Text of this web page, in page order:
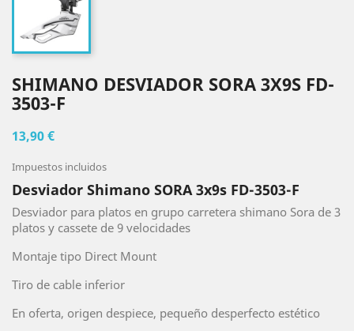
SHIMANO DESVIADOR SORA 3X9S FD-
3503-F
13,90 €
Impuestos incluidos
Desviador Shimano SORA 3x9s FD-3503-F
Desviador para platos en grupo carretera shimano Sora de 3
platos y cassete de 9 velocidades
Montaje tipo Direct Mount
Tiro de cable inferior
En oferta, origen despiece, pequeño desperfecto estético